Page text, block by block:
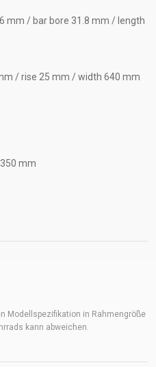
mm / bar bore 31.8 mm / length
/ rise 25 mm / width 640 mm
mm
Modellspezifikation in Rahmengröße
kann abweichen.